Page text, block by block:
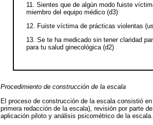
11. Sientes que de algún modo fuiste
miembro del equipo médico (d3)
12. Fuiste víctima de prácticas violentas
13. Se te ha medicado sin tener claridad
para tu salud ginecológica (d2)
Procedimiento de construcción de la escala
El proceso de construcción de la escala consistió
primera redacción de la escala), revisión por parte
aplicación piloto y análisis psicométrico de la escala.